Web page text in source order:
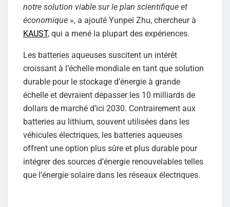
notre solution viable sur le plan scientifique et
économique », a ajouté Yunpei Zhu, chercheur à
KAUST, qui a mené la plupart des expériences.
Les batteries aqueuses suscitent un intérêt
croissant à l’échelle mondiale en tant que solution
durable pour le stockage d’énergie à grande
échelle et devraient dépasser les 10 milliards de
dollars de marché d’ici 2030. Contrairement aux
batteries au lithium, souvent utilisées dans les
véhicules électriques, les batteries aqueuses
offrent une option plus sûre et plus durable pour
intégrer des sources d’énergie renouvelables telles
que l’énergie solaire dans les réseaux électriques.